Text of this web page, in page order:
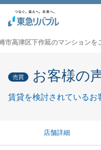
市高津区下作延のマンション
売買 お客様の
賃貸を検討されているお
店舗詳細